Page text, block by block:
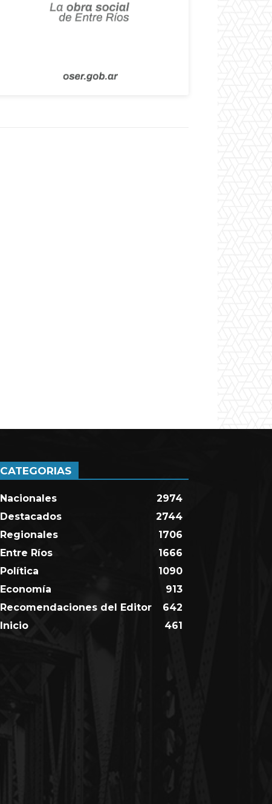
CATEGORIAS
Nacionales
2974
Destacados
2744
Regionales
1706
Entre Ríos
1666
Política
1090
Economía
913
Recomendaciones del Editor
642
Inicio
461